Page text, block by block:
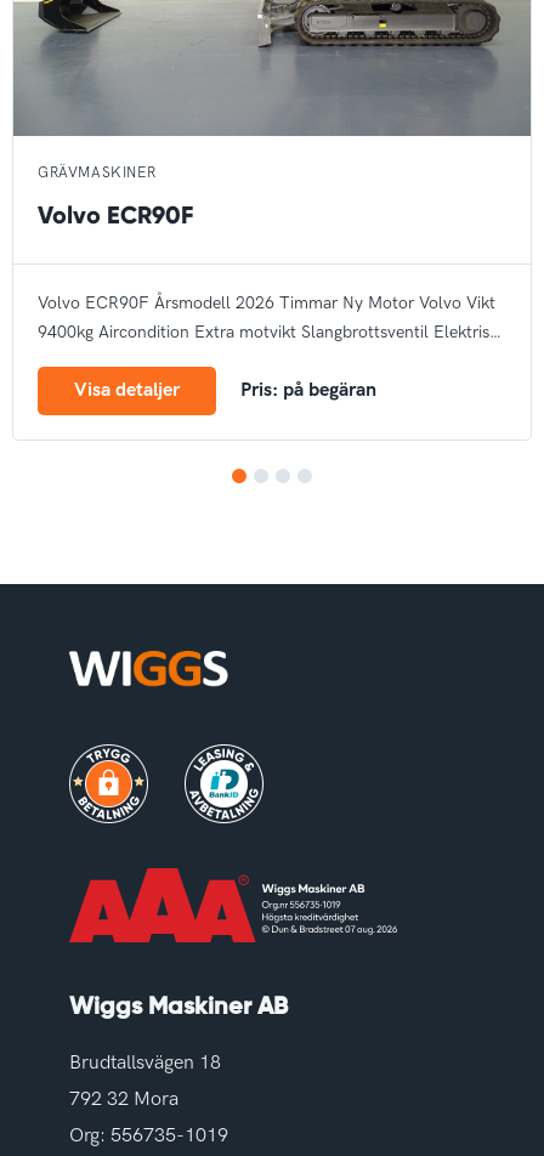
GRÄVMASKINER
Volvo ECR90F
Volvo ECR90F Årsmodell 2026 Timmar Ny Motor Volvo Vikt
9400kg Aircondition Extra motvikt Slangbrottsventil Elektrisk
märkeVisa detaljer Pris: på begäran
4
Wiggs Maskiner AB
Brudtallsvägen 18
792 32 Mora
Org: 556735-1019